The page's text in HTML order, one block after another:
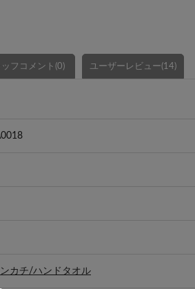
ッフコメント(0) ユーザーレビュー(14)
カチ/ハンドタオル